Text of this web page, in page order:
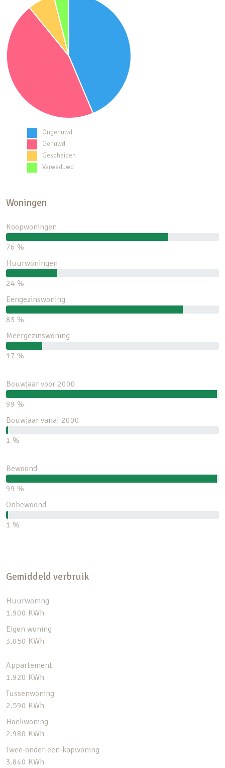
Ongehuwd
Gehuwd
Gescheiden
Verweduwd
Woningen
Koopwoningen
76 %
Huurwoningen
24 %
Eengezinswoning
83 %
Meergezinswoning
17 %
Bouwjaar voor 2000
99 %
Bouwjaar vanaf 2000
1 %
Bewoond
99 %
Onbewoond
1 %
Gemiddeld verbruik
Huurwoning
1.900 KWh
Eigen woning
3.050 KWh
Appartement
1.920 KWh
Tussenwoning
2.590 KWh
Hoekwoning
2.980 KWh
Twee-onder-een-kapwoning
3.840 KWh